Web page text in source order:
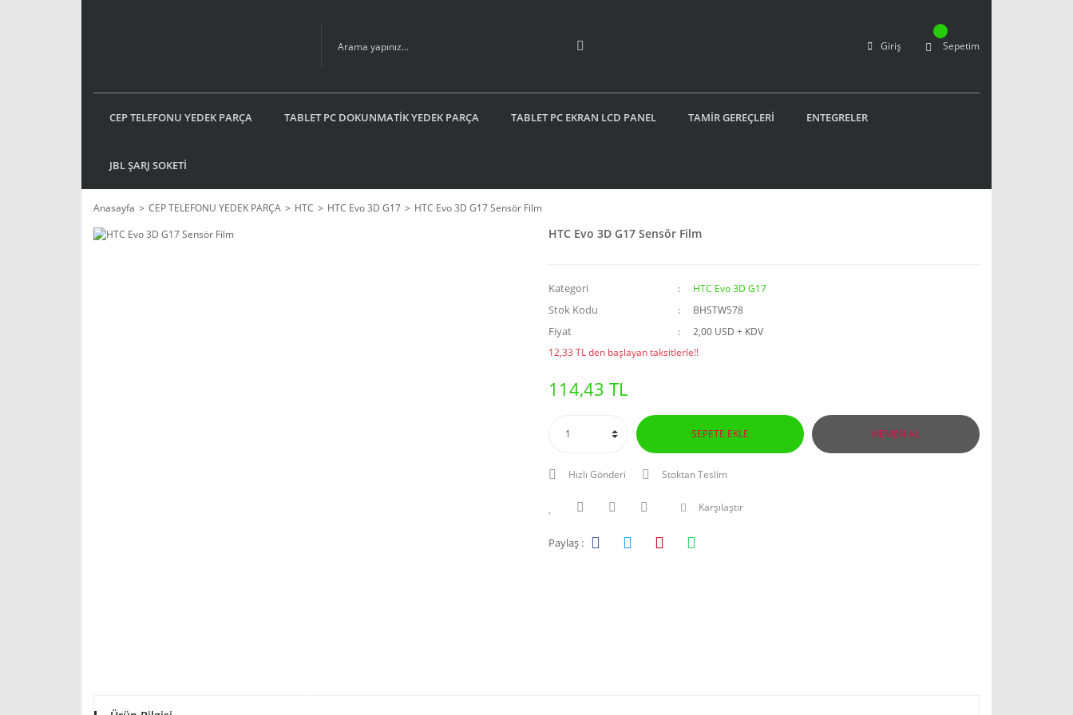
Giriş Sepetim
CEP TELEFONU YEDEK PARÇA TABLET PC DOKUNMATİK YEDEK PARÇA TABLET PC EKRAN LCD PANEL TAMİR GEREÇLERİ ENTEGRELER
JBL ŞARJ SOKETİ
Anasayfa CEP TELEFONU YEDEK PARÇA HTC HTC Evo 3D G17 HTC Evo 3D G17 Sensör Film
HTC Evo 3D G17 Sensör Film
Kategori HTC Evo 3D G17
Stok Kodu BHSTW578
Fiyat
2,00 USD + KDV
12,33 TL den başlayan taksitlerle!!
114,43 TL
SEPETE EKLE HEMEN AL
Hızlı Gönderi Stoktan Teslim
Karşılaştır
Paylaş :